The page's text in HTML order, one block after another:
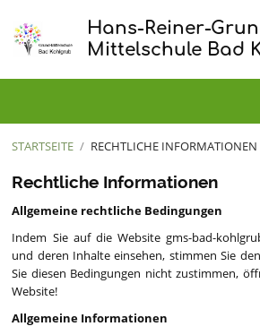
Hans-Reiner-
Mittelschule Bad
STARTSEITE / RECHTLICHE INFORMATIONEN
Rechtliche
Rechtliche Informationen
Allgemeine rechtliche Bedingungen
Indem Sie auf die Website gms-bad-
und deren Inhalte einsehen, stimmen Sie
Sie diesen Bedingungen nicht zustimmen,
Website!
Allgemeine Informationen